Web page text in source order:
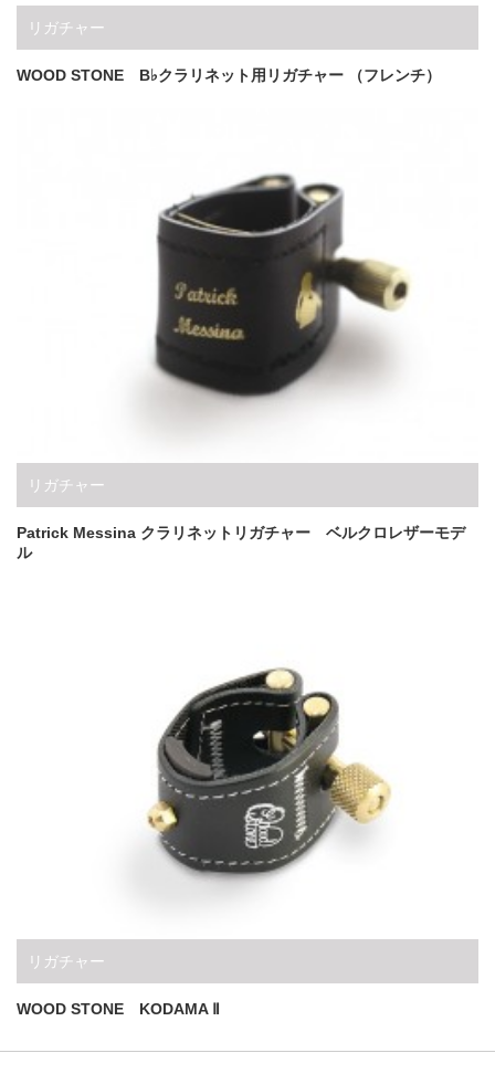
リガチャー
WOOD STONE B♭クラリネット用リガチャー （フレンチ）
リガチャー
Patrick Messina クラリネットリガチャー ベルクロレザーモデ
ル
リガチャー
WOOD STONE KODAMA Ⅱ